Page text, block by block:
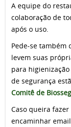
A equipe do
colaboração de
após o uso.
Pede-se também
levem suas
para
de segurança
Comitê de
Caso queira fazer
encaminhar